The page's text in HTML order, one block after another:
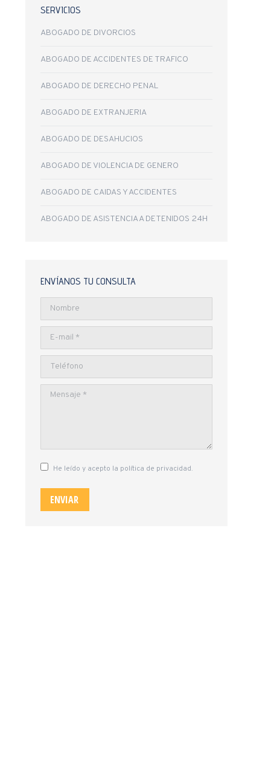
SERVICIOS
ABOGADO DE DIVORCIOS
ABOGADO DE ACCIDENTES DE TRAFICO
ABOGADO DE DERECHO PENAL
ABOGADO DE EXTRANJERIA
ABOGADO DE DESAHUCIOS
ABOGADO DE VIOLENCIA DE GENERO
ABOGADO DE CAIDAS Y ACCIDENTES
ABOGADO DE ASISTENCIA A DETENIDOS 24H
ENVÍANOS TU CONSULTA
Nombre
E-mail *
Teléfono
Mensaje *
He leído y acepto la política de privacidad.
ENVIAR